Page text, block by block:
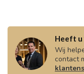
Heeft u
Wij
contact